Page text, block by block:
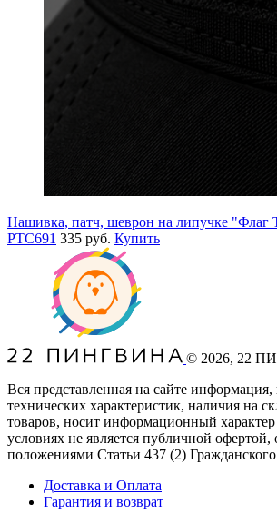
Нашивка, патч, шеврон на липучке "Флаг
PTC691 335 руб. Купить
© 2026, 22
Вся представленная на сайте
технических характеристик, наличия на
товаров, носит информационный
условиях не является публичной офертой,
положениями Статьи 437 (2)
Доставка и Оплата
Гарантия и возврат